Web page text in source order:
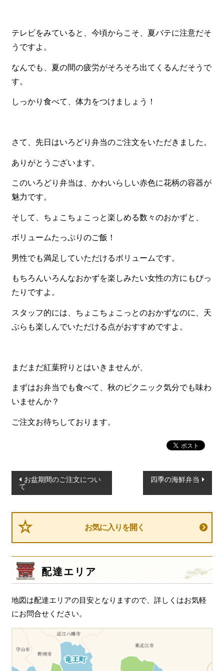
種類から選ぶ
近江(滋賀)地方ゆかりの弁当
四得オードブル
一品料理
お食い初め・お子様膳
無料貸し出し
スタッフブログ
求人情報
会社概要
テレビをみていると、今頃からこそ、夏バテに注意だそ
うですよ。
なんでも、夏の間の疲労がそろそろ出てくるんだそうで
す。
しっかり食べて、体力をつけましょう！
さて、先日はいろどり弁当のご注文をいただきました。
ありがとうございます。
このいろどり弁当は、かわいらしい赤色に花柄の容器が
魅力です。
そして、ちょこちょこっと楽しめる数々のおかずと、
ボリュームたっぷりのご飯！
男性でも満足していただけるボリュームです。
もちろんいろんなおかずを楽しみたい女性の方にもぴっ
たりですよ。
スタッフ的には、ちょこちょこっとのおかずなのに、天
ぷらも楽しんでいただける点がおすすめですよ。
まだまだ紅葉狩りとはいきませんが、
まずはお弁当でも食べて、秋のピクニック気分でも味わ
いませんか？
ご注文お待ちしております。
投
稿
ゲ
ー
シ
ョ
お盆期間のご注文につい
て
四季の海鮮弁当
お気に入りを開く
配達エリア
地図は配達エリアの目安となりますので、詳しくはお気軽
にお問合せください。